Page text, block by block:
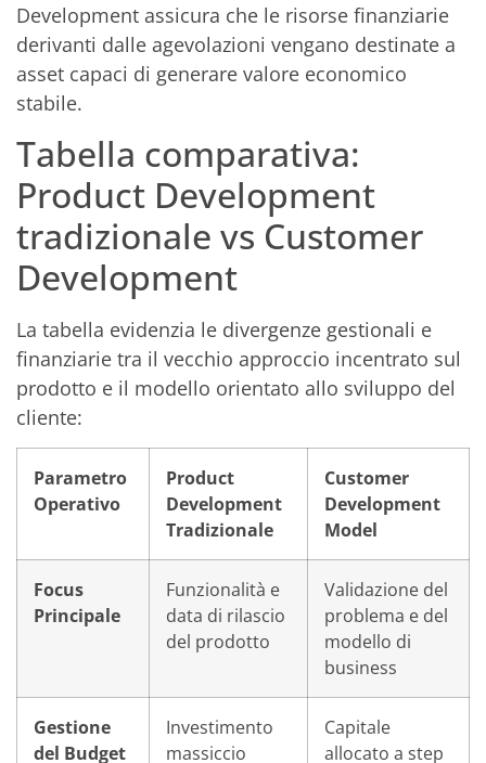
Development assicura che le risorse finanziarie
derivanti dalle agevolazioni vengano destinate a
asset capaci di generare valore economico
stabile.
Tabella comparativa:
Product Development
tradizionale vs Customer
Development
La tabella evidenzia le divergenze gestionali e
finanziarie tra il vecchio approccio incentrato sul
prodotto e il modello orientato allo sviluppo del
cliente:
Parametro
Operativo
Product
Development
Tradizionale
Customer
Development
Model
Focus
Principale
Funzionalità e
data di rilascio
del prodotto
Validazione del
problema e del
modello di
business
Gestione
del Budget
Investimento
massiccio
Capitale
allocato a step